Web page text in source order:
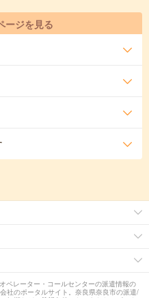
ージを見る
ペレーター・コールセンターの派遣情報の
社のポータルサイト。奈良県奈良市の派遣/